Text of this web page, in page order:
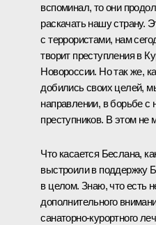
вспоминал, то они
раскачать нашу страну.
с террористами, нам
творит преступления в
Новороссии. Но так же,
добились своих целей,
направлении, в борьбе с
преступников. В этом не
Что касается Беслана,
выстроили в поддержку
в целом. Знаю, что есть
дополнительного
санаторно-курортного